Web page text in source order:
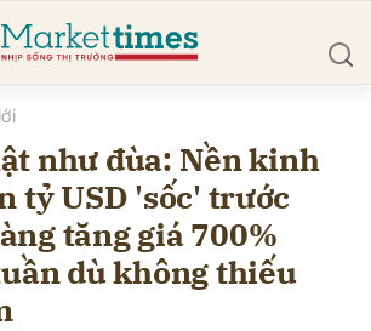
như đùa: Nền kinh
tỷ USD 'sốc' trước
tăng giá 700%
dù không thiếu